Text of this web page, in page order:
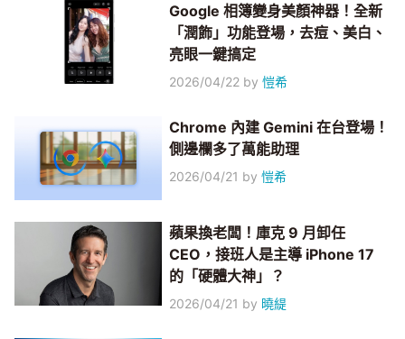
Google 相簿變身美顏神器！全新
「潤飾」功能登場，去痘、美白、
亮眼一鍵搞定
2026/04/22 by愷希
Chrome 內建 Gemini 在台登場！
側邊欄多了萬能助理
2026/04/21 by愷希
蘋果換老闆！庫克 9 月卸任
CEO，接班人是主導 iPhone 17
的「硬體大神」？
2026/04/21 by 曉緹